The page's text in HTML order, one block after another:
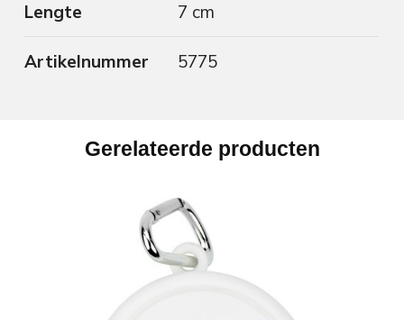
Lengte 7 cm
Artikelnummer 5775
Gerelateerde producten